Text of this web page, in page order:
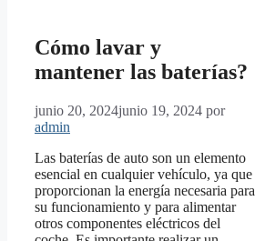
Cómo lavar y
mantener las baterías?
junio 20, 2024junio 19, 2024 por
admin
Las baterías de auto son un elemento
esencial en cualquier vehículo, ya que
proporcionan la energía necesaria para
su funcionamiento y para alimentar
otros componentes eléctricos del